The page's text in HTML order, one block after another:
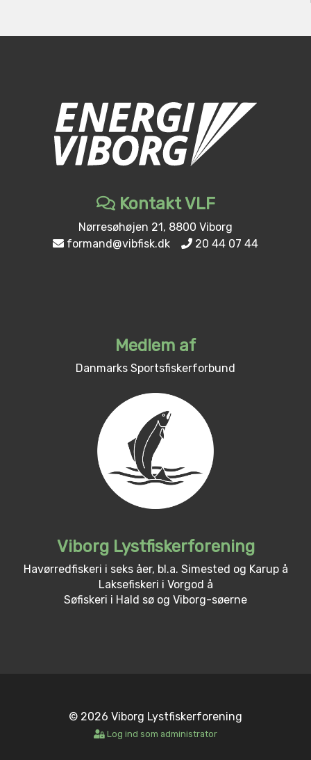
Kontakt VLF
Nørresøhøjen 21, 8800 Viborg
formand@vibfisk.dk
20 44 07 44
Medlem af
Danmarks Sportsfiskerforbund
Viborg Lystfiskerforening
Havørredfiskeri i seks åer, bl.a. Simested og Karup å
Laksefiskeri i Vorgod å
Søfiskeri i Hald sø og Viborg-søerne
© 2026 Viborg Lystfiskerforening
Log ind som administrator